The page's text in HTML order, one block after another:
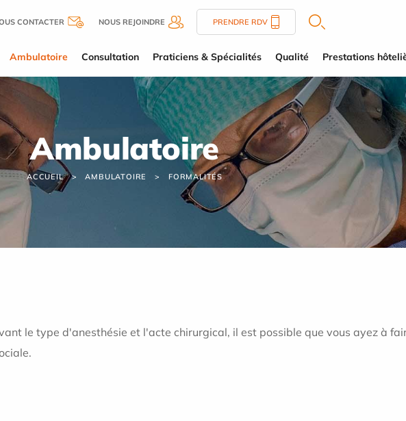
CONTACTER NOUS REJOINDRE PRENDRE RDV
Ambulatoire Consultation Praticiens & Spécialités Qualité Prestations
Ambulatoire
ACCUEIL AMBULATOIRE FORMALITÉS
le type d'anesthésie et l'acte chirurgical, il est possible que vous ayez à